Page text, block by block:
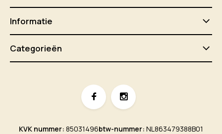
Informatie
Categorieën
KVK nummer: 85031496btw-nummer: NL863479388B01